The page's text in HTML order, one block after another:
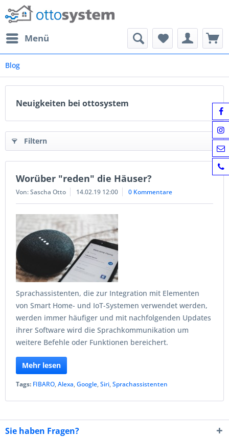
Menü
Blog
Neuigkeiten bei ottosystem
Filtern
Worüber "reden" die Häuser?
Von: Sascha Otto 14.02.19 12:00 0 Kommentare
Sprachassistenten, die zur Integration mit Elementen
von Smart Home- und IoT-Systemen verwendet werden,
werden immer häufiger und mit nachfolgenden Updates
ihrer Software wird die Sprachkommunikation um
weitere Befehle oder Funktionen bereichert.
Mehr lesen
Tags: FIBARO,Alexa,Google,Siri,Sprachassistenten
Sie haben Fragen?